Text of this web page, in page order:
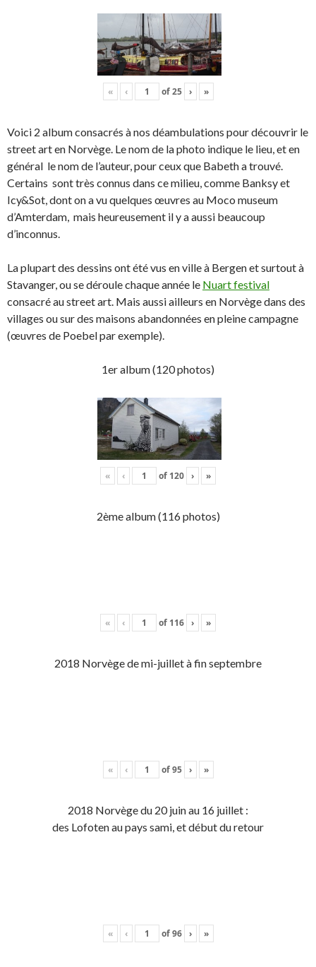
« ‹ of25 › »
Voici 2 album consacrés à nos déambulations pour découvrir le
street art en Norvège. Le nom de la photo indique le lieu, et en
général le nom de l’auteur, pour ceux que Babeth a trouvé.
Certains sont très connus dans ce milieu, comme Banksy et
Icy&Sot, dont on a vu quelques œuvres au Moco museum
d’Amterdam, mais heureusement il y a aussi beaucoup
d’inconnus.
La plupart des dessins ont été vus en ville à Bergen et surtout à
Stavanger, ou se déroule chaque année le Nuart festival
consacré au street art. Mais aussi ailleurs en Norvège dans des
villages ou sur des maisons abandonnées en pleine campagne
(œuvres de Poebel par exemple).
1er album (120 photos)
« ‹ of 120 › »
2ème album (116 photos)
« ‹ of 116 › »
2018 Norvège de mi-juillet à fin septembre
« ‹ of95 › »
2018 Norvège du 20 juin au 16 juillet :
des Lofoten au pays sami, et début du retour
« ‹ of96 › »